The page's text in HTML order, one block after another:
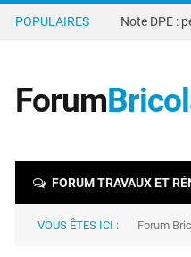
POPULAIRES
Forum
FORUM TRAVAUX ET
VOUS ÊTES ICI : Forum